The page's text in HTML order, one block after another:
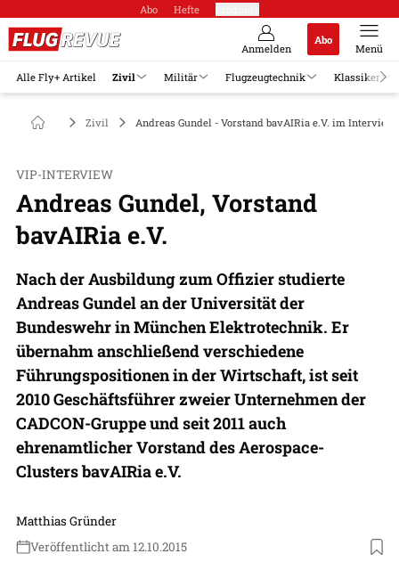
Abo Hefte
Anmelden
Abo
Menü
Alle Fly+ Artikel Zivil Militär Flugzeugtechnik Klassiker
Zivil Andreas Gundel - Vorstand bavAIRia e.V. im Interview
VIP-INTERVIEW
Andreas Gundel, Vorstand
bavAIRia e.V.
Nach der Ausbildung zum Offizier studierte
Andreas Gundel an der Universität der
Bundeswehr in München Elektrotechnik. Er
übernahm anschließend verschiedene
Führungspositionen in der Wirtschaft, ist seit
2010 Geschäftsführer zweier Unternehmen der
CADCON-Gruppe und seit 2011 auch
ehrenamtlicher Vorstand des Aerospace-
Clusters bavAIRia e.V.
Matthias Gründer
Veröffentlicht am 12.10.2015